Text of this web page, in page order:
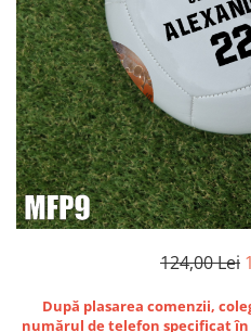
Bidoane si termosuri sportive
Sepci
Trofee
124,00 Lei
După plasarea comenzii,
numărul de telefon specificat